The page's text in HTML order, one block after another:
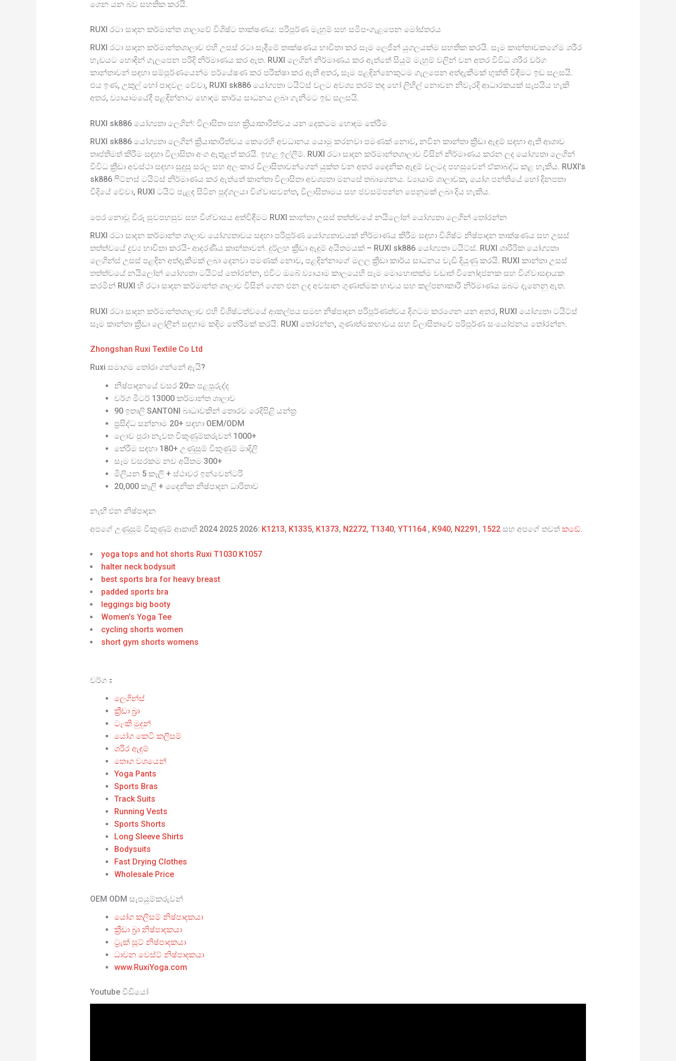
ගෙන යන බව සහතික කරයි.
RUXI රටා සාදන කර්මාන්ත ශාලාවේ විශිෂ්ට තාක්ෂණය: පරිපූර්ණ මැහුම් සහ සමීප-ගැළපෙන මෝස්තරය
RUXI රටා සාදන කර්මාන්තශාලාව එහි උසස් රටා සෑදීමේ තාක්ෂණය භාවිතා කර සෑම ලෙජින් යුගලයක්ම සහතික කරයි. සෑම කාන්තාවකගේම ශරීර
හැඩයට හොඳින් ගැලපෙන පරිදි නිර්මාණය කර ඇත. RUXI ලෙගින් නිර්මාණය කර ඇත්තේ සියුම් මැහුම් වලින් වන අතර විවිධ ශරීර වර්ග
කාන්තාවන් සඳහා සම්පූර්ණයෙන්ම පර්යේෂණ කර පරීක්ෂා කර ඇති අතර, සෑම පළඳින්නෙකුටම ගැලපෙන අත්දැකීමක් භුක්ති විඳීමට ඉඩ සලසයි.
එය ඉණ, උකුල් හෝ පාදවල වේවා, RUXI sk886 යෝග්‍යතා ටයිට්ස් වලට අවශ්‍ය තරම් තද හෝ ලිහිල් නොවන නිවැරදි ආධාරකයක් සැපයිය හැකි
අතර, ව්‍යායාමයේදී පළඳින්නාට හොඳම කාර්ය සාධනය ලබා ගැනීමට ඉඩ සලසයි.
RUXI sk886 යෝග්‍යතා ලෙගින්: විලාසිතා සහ ක්‍රියාකාරීත්වය යන දෙකටම හොඳම තේරීම
RUXI sk886 යෝග්‍යතා ලෙගින් ක්‍රියාකාරිත්වය කෙරෙහි අවධානය යොමු කරනවා පමණක් නොව, නවීන කාන්තා ක්‍රීඩා ඇඳුම් සඳහා ඇති ආශාව
තෘප්තිමත් කිරීම සඳහා විලාසිතා අංග ඇතුළත් කරයි. ඉහළ ඉල්ලීම්. RUXI රටා සාදන කර්මාන්තශාලාව විසින් නිර්මාණය කරන ලද යෝග්‍යතා ලෙගින්
විවිධ ක්‍රීඩා අවස්ථා සඳහා සුදුසු සරල සහ අලංකාර විලාසිතාවන්ගෙන් යුක්ත වන අතර දෛනික ඇඳුම් වලටද පහසුවෙන් ඒකාබද්ධ කළ හැකිය. RUXI’s
sk886 ෆිට්නස් ටයිට්ස් නිර්මාණය කර ඇත්තේ කාන්තා විලාසිතා අවශ්‍යතා මනසේ තබාගෙනය. ව්‍යායාම් ශාලාවක, යෝග පන්තියේ හෝ දිනපතා
වීදියේ වේවා, RUXI ටයිට් පැළඳ සිටින පුද්ගලයා විශ්වාසවන්ත, විලාසිතාමය සහ ජවසම්පන්න පෙනුමක් ලබා දිය හැකිය.
පෙර නොවූ විරූ සුවපහසුව සහ විශ්වාසය අත්විඳීමට RUXI කාන්තා උසස් තත්ත්වයේ නයිලෝන් යෝග්‍යතා ලෙගින් තෝරන්න
RUXI රටා සාදන කර්මාන්ත ශාලාව යෝග්‍යතාවය සඳහා පරිපූර්ණ යෝග්‍යතාවයක් නිර්මාණය කිරීම සඳහා විශිෂ්ට නිෂ්පාදන තාක්ෂණය සහ උසස්
තත්ත්වයේ ද්‍රව්‍ය භාවිතා කරයි- ආදරණීය කාන්තාවන්. දුර්ලභ ක්‍රීඩා ඇඳුම් අයිතමයක් – RUXI sk886 යෝග්‍යතා ටයිට්ස්. RUXI ශාරීරික යෝග්‍යතා
ලෙගින්ස් උසස් පළඳින අත්දැකීමක් ලබා දෙනවා පමණක් නොව, පළඳින්නාගේ මලල ක්‍රීඩා කාර්ය සාධනය වැඩි දියුණු කරයි. RUXI කාන්තා උසස්
තත්ත්වයේ නයිලෝන් යෝග්‍යතා ටයිට්ස් තෝරන්න, එවිට ඔබේ ව්‍යායාම කාලයෙහි සෑම මොහොතක්ම වඩාත් විනෝදජනක සහ විශ්වාසදායක
කරමින් RUXI හි රටා සාදන කර්මාන්ත ශාලාව විසින් ගෙන එන ලද අවසාන ගුණාත්මක භාවය සහ කල්පනාකාරී නිර්මාණය ඔබට දැනෙනු ඇත.
RUXI රටා සාදන කර්මාන්තශාලාව එහි විශිෂ්ටත්වයේ ආකල්පය සමඟ නිෂ්පාදන පරිපූර්ණත්වය දිගටම කරගෙන යන අතර, RUXI යෝග්‍යතා ටයිට්ස්
සෑම කාන්තා ක්‍රීඩා ලෝලීන් සඳහාම කදිම තේරීමක් කරයි. RUXI තෝරන්න, ගුණාත්මකභාවය සහ විලාසිතාවේ පරිපූර්ණ සංයෝජනය තෝරන්න.
Zhongshan Ruxi Textile Co Ltd
Ruxi සමාගම තෝරා ගන්නේ ඇයි?
නිෂ්පාදනයේ වසර 20ක පළපුරුද්ද
වර්ග මීටර් 13000 කර්මාන්ත ශාලාව
90 ඉතාලි SANTONI බාධාවකින් තොරව රෙදිපිළි යන්ත්‍ර
ප්‍රසිද්ධ සන්නාම 20+ සඳහා OEM/ODM
ලොව පුරා නැවත විකුණුම්කරුවන් 1000+
තේරීම සඳහා 180+ උණුසුම් විකුණුම් මාදිලි
සෑම වසරකම නව අයිතම 300+
මිලියන 5 කෑලි + ස්ථාවර ඉන්වෙන්ටරි
20,000 කෑලි + දෛනික නිෂ්පාදන ධාරිතාව
නැඟී එන නිෂ්පාදන
අපගේ උණුසුම් විකුණුම් ආකෘති 2024 2025 2026: K1213, K1335, K1373, N2272, T1340, YT1164, K940, N2291 , 1522 සහ අපගේ තවත් කඩේ.
yoga tops and hot shorts Ruxi T1030 K1057
halter neck bodysuit
best sports bra for heavy breast
padded sports bra
leggings big booty
Women’s Yoga Tee
cycling shorts women
short gym shorts womens
වර්ග：
ලෙගින්ස්
ක්‍රීඩා බ්‍රා
ටැංකි මුදුන්
යෝග කෙටි කලිසම්
ශරීර ඇඳුම්
තොග වශයෙන්
Yoga Pants
Sports Bras
Track Suits
Running Vests
Sports Shorts
Long Sleeve Shirts
Bodysuits
Fast Drying Clothes
Wholesale Price
OEM ODM සැපයුම්කරුවන්
යෝග කලිසම් නිෂ්පාදකයා
ක්‍රීඩා බ්‍රා නිෂ්පාදකයා
ට්‍රැක් සූට් නිෂ්පාදකයා
ධාවන වෙස්ට් නිෂ්පාදකයා
www.RuxiYoga.com
Youtube වීඩියෝ